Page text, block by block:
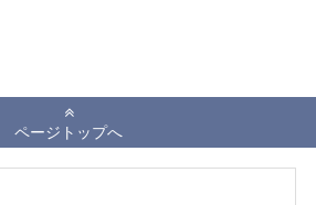
ページトップへ